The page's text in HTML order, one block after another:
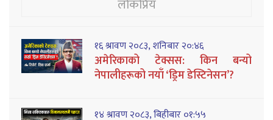
लोकप्रिय
१६ श्रावण २०८३, शनिबार २०:४६
अमेरिकाको टेक्सस: किन बन्यो
नेपालीहरूको नयाँ ‘ड्रिम डेस्टिनेसन’?
१४ श्रावण २०८३, बिहीबार ०१:५५